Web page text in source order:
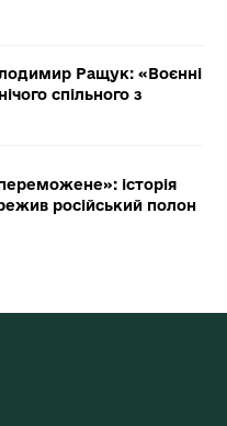
Ращук: «Воєнні
спільного з
історія
російський полон